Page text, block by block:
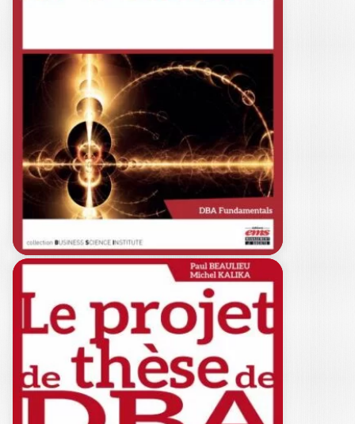
LES IMPACTS
DURABLES DE LA
CRISE…
MICHEL KALIKA|PAUL BEAULIEU
Cet ouvrage est le prolongement
de L’impact de la crise sur le
management, publié…
29,00€